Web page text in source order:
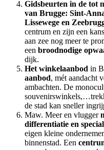
Gidsbeurten in de tot
van Brugge: Sint-
Lissewege en
centrum en zijn een
aan zee nog meer te
een broodnodige
dijk.
Het winkelaanbod in
aanbod, mét aandacht
ambachten. De
de stad kan sneller
Maw. Meer en vlugger
differentiatie en
eigen kleine
binnenstad. Een